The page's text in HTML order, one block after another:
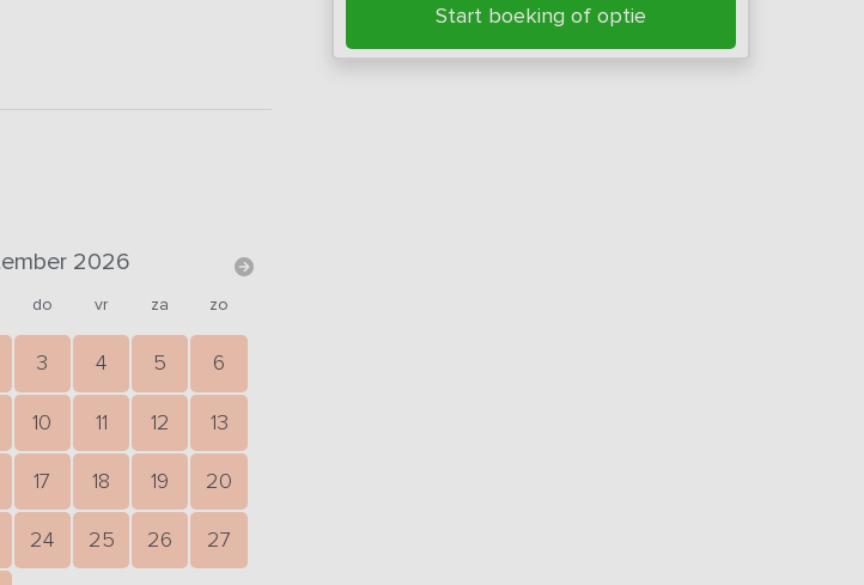
2026
do vr za zo
3 4 5 6
10 11 12 13
17 18 19 20
24 25 26 27
Start boeking of optie